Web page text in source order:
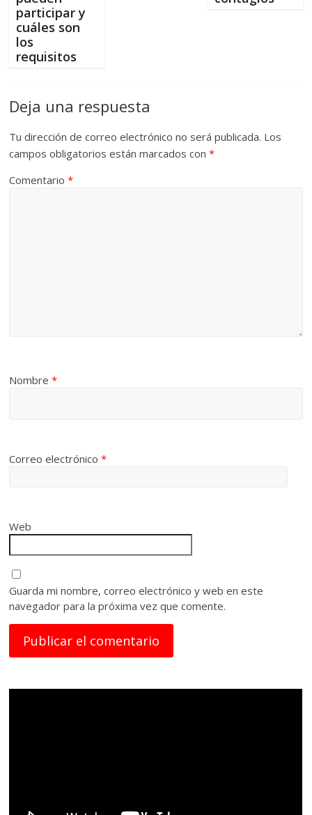
participar y
cuáles son
los
requisitos
Deja una respuesta
Tu dirección de correo electrónico no será publicada. Los
campos obligatorios están marcados con*
Comentario*
Nombre*
Correo electrónico*
Web
Guarda mi nombre, correo electrónico y web en este
navegador para la próxima vez que comente.